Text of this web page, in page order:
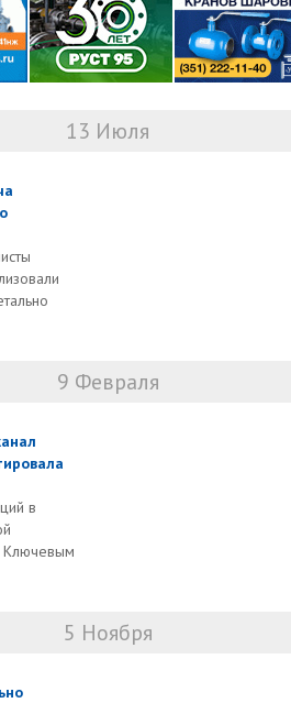
13 Июля
9 Февраля
в
Ключевым
5 Ноября